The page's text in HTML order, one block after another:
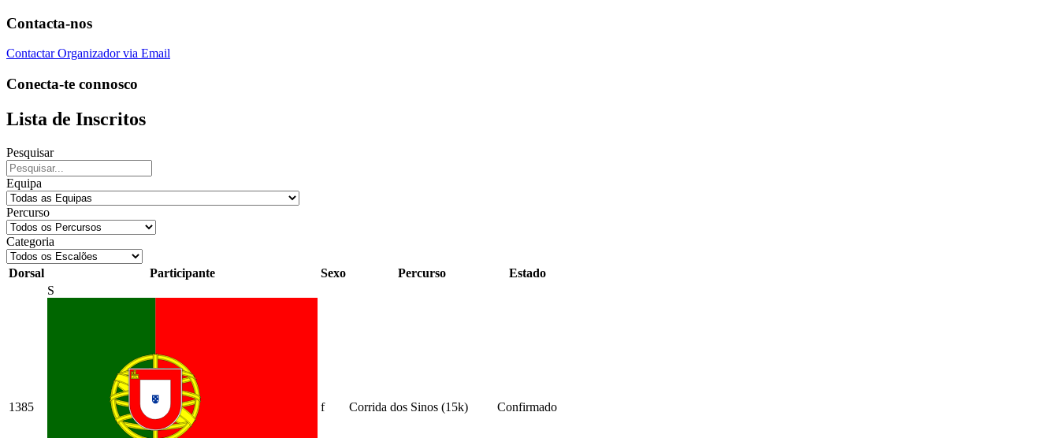
Contacta-nos
Contactar Organizador via Email
Conecta-te connosco
Lista de Inscritos
Pesquisar
Equipa
Percurso
Categoria
Dorsal Participante Sexo Percurso Estado
1385
S
f Corrida dos Sinos (15k) Confirmado